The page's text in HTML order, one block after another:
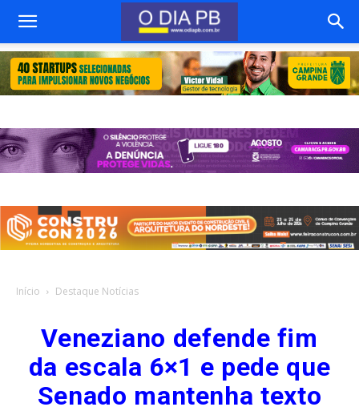
Início Destaque Notícias
Veneziano defende fim
da escala 6×1 e pede que
Senado mantenha texto